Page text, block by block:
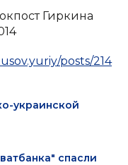
Гиркина
posts/214
украинской
спасли